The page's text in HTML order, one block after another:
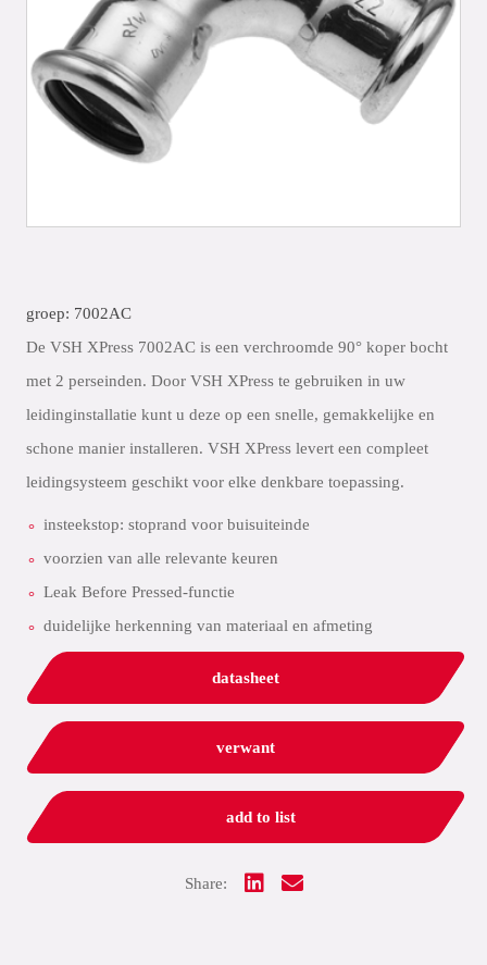
groep: 7002AC
De VSH XPress 7002AC is een verchroomde 90° koper bocht
met 2 perseinden. Door VSH XPress te gebruiken in uw
leidinginstallatie kunt u deze op een snelle, gemakkelijke en
schone manier installeren. VSH XPress levert een compleet
leidingsysteem geschikt voor elke denkbare toepassing.
insteekstop: stoprand voor buisuiteinde
voorzien van alle relevante keuren
Leak Before Pressed-functie
duidelijke herkenning van materiaal en afmeting
datasheet
verwant
add to list
Share: